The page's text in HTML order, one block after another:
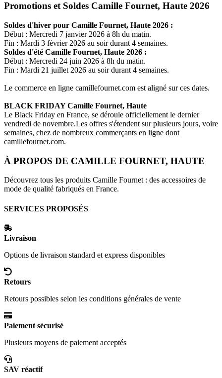
Promotions et Soldes Camille Fournet, Haute 2026
Soldes d'hiver pour Camille Fournet, Haute 2026 :
Début : Mercredi 7 janvier 2026 à 8h du matin.
Fin : Mardi 3 février 2026 au soir durant 4 semaines.
Soldes d'été Camille Fournet, Haute 2026 :
Début : Mercredi 24 juin 2026 à 8h du matin.
Fin : Mardi 21 juillet 2026 au soir durant 4 semaines.
Le commerce en ligne camillefournet.com est aligné sur ces dates.
BLACK FRIDAYCamille Fournet, Haute
Le Black Friday en France, se déroule officiellement le dernier
vendredi de novembre.Les offres s'étendent sur plusieurs jours, voire
semaines, chez de nombreux commerçants en ligne dont
camillefournet.com.
À PROPOS DE CAMILLE FOURNET, HAUTE
Découvrez tous les produits Camille Fournet : des accessoires de
mode de qualité fabriqués en France.
SERVICES PROPOSÉS
Livraison
Options de livraison standard et express disponibles
Retours
Retours possibles selon les conditions générales de vente
Paiement sécurisé
Plusieurs moyens de paiement acceptés
SAV réactif